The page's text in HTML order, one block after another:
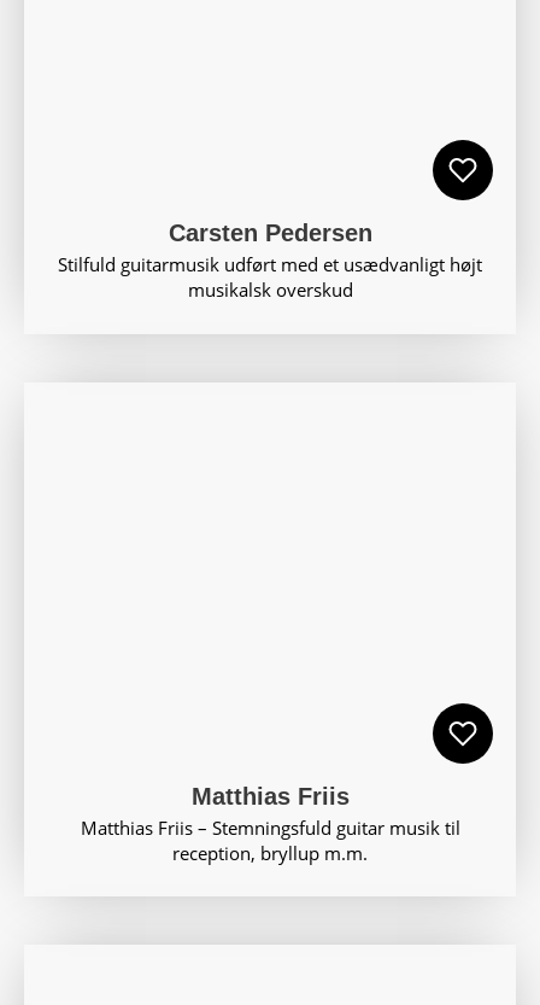
Carsten Pedersen
Stilfuld guitarmusik udført med et usædvanligt højt
musikalsk overskud
Matthias Friis
Matthias Friis – Stemningsfuld guitar musik til
reception, bryllup m.m.